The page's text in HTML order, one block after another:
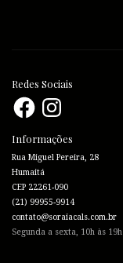
Redes Sociais
FacebookInstagram
Informações
Rua Miguel Pereira, 28
Humaitá
CEP 22261-090
(21) 99955-9914
contato@soraiacals.com.br
Segunda a sexta, 10h às 19h